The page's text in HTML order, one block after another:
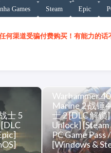
第三方 AI 基于「非线性列
链接：https://h.juij.fun/
Games Steam Epic
何渠道受骗付费购买！有能力的话
士 5
Warhammer
Marine 2 战锤
士 2 [DLC 解锁
Unlock]
PC Game Pass
[Windows &